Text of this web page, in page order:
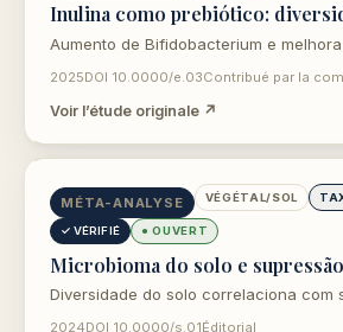
Inulina como prebiótico:
Aumento de Bifidobacterium e
2025DOI 10.0000/e.03Contribué par la
Voir l’étude originale ↗
ouvre dans un nouvel onglet
MÉTA-ANALYSE VÉGÉTAL/SOL
✓ VÉRIFIÉ ● OUVERT
Microbioma do solo e
Diversidade do solo correlaciona com
2024DOI 10.0000/s.01Éditorial